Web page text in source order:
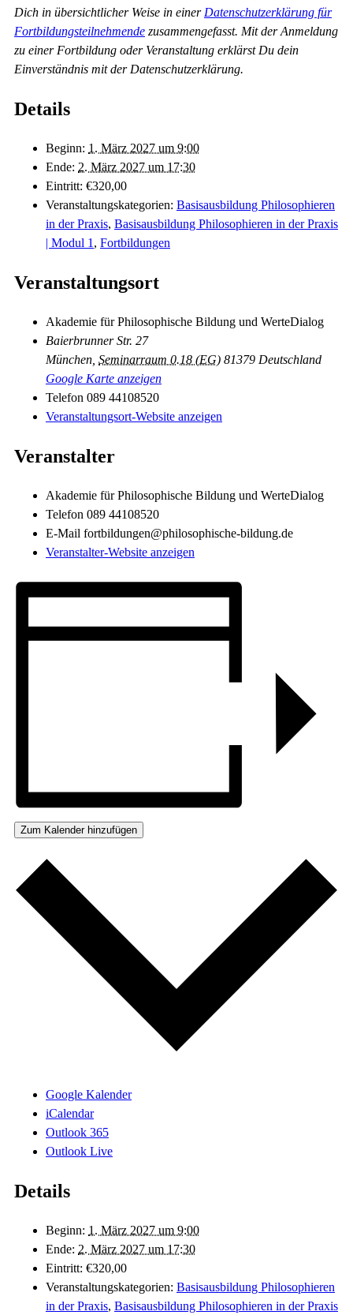
Dich in übersichtlicher Weise in einerDatenschutzerklärung für
Fortbildungsteilnehmende zusammengefasst. Mit der Anmeldung
zu einer Fortbildung oder Veranstaltung erklärst Du dein
Einverständnis mit der Datenschutzerklärung.
Details
Beginn: 1. März 2027 um 9:00
Ende: 2. März 2027 um 17:30
Eintritt: €320,00
Veranstaltungskategorien: Basisausbildung Philosophieren
in der Praxis, Basisausbildung Philosophieren in der Praxis
| Modul 1 , Fortbildungen
Veranstaltungsort
Akademie für Philosophische Bildung und WerteDialog
Baierbrunner Str. 27
München Seminarraum 0.18 (EG) 81379 Deutschland
Google Karte anzeigen
Telefon 089 44108520
Veranstaltungsort-Website anzeigen
Veranstalter
Akademie für Philosophische Bildung und WerteDialog
Telefon 089 44108520
E-Mail fortbildungen@philosophische-bildung.de
Veranstalter-Website anzeigen
Zum Kalender hinzufügen
Google Kalender
iCalendar
Outlook 365
Outlook Live
Details
Beginn: 1. März 2027 um 9:00
Ende: 2. März 2027 um 17:30
Eintritt: €320,00
Veranstaltungskategorien: Basisausbildung Philosophieren
in der Praxis, Basisausbildung Philosophieren in der Praxis